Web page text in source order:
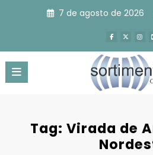
7 de agosto de 2026
Tag: Virada de